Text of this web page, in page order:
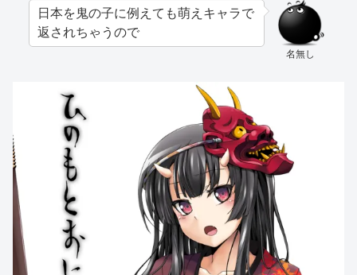
名無し
日本を鬼の子に例えても萌えキャラで
返されちゃうので